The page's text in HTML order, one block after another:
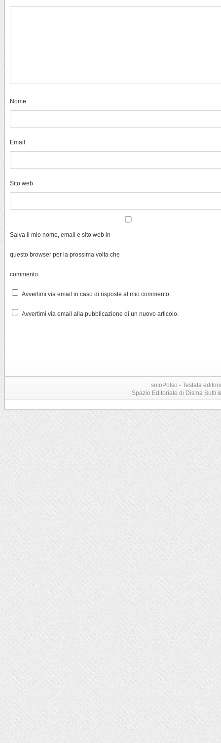
Nome
Email
Sito web
Salva il mio nome, email e sito web in
questo browser per la prossima volta che
commento.
Avvertimi via email in caso di risposte al mio commento.
Avvertimi via email alla pubblicazione di un nuovo articolo.
soloPolso - Testata
Spazio Editoriale di Disma Sutti